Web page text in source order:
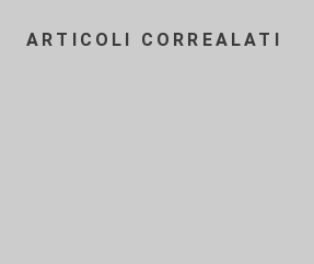
ARTICOLI CORREALATI